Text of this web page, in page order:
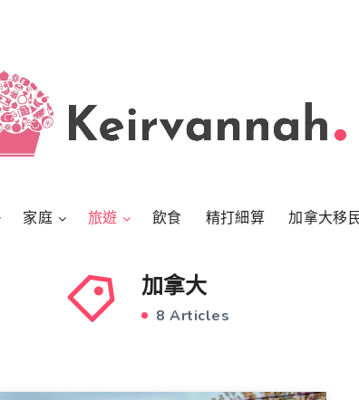
家庭 旅遊 飲食 精打細算 加拿大移
加拿大
8 Articles